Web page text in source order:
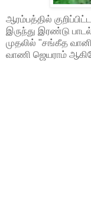
ஆரம்பத்தில் குறிப்பிட்ட
இருந்து இரண்டு
முதலில் "சங்கீத
வாணி ஜெயராம்